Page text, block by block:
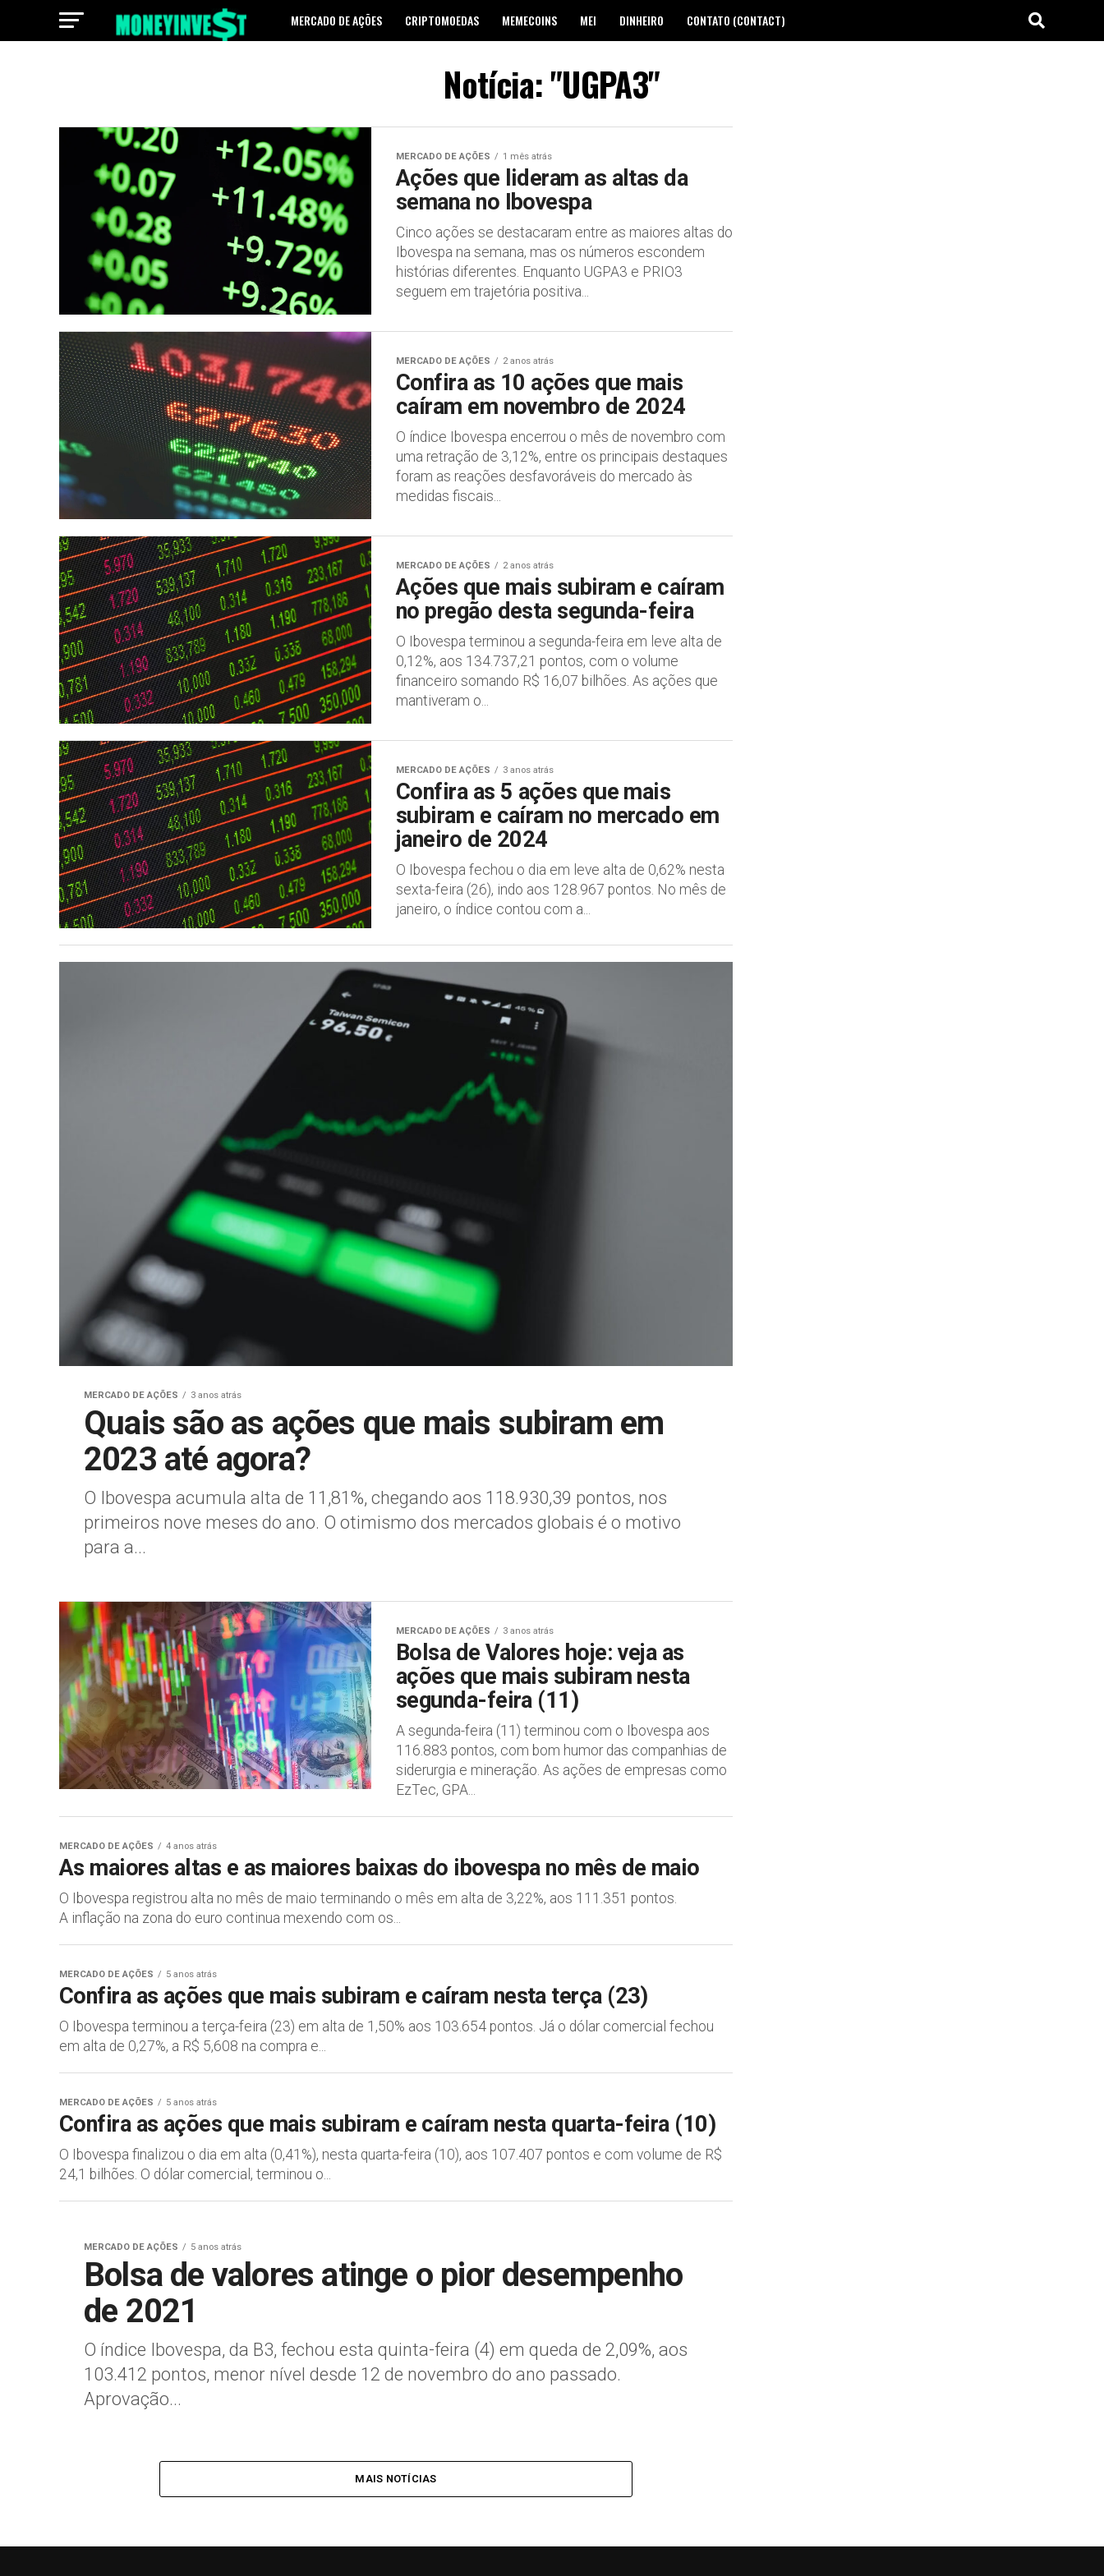
MERCADO DE AÇÕES CRIPTOMOEDAS MEMECOINS MEI DINHEIRO CONTATO (CONTACT)
Notícia: "UGPA3"
MERCADO DE AÇÕES 1 mês atrás
Ações que lideram as altas da
semana no Ibovespa
Cinco ações se destacaram entre as maiores altas do
Ibovespa na semana, mas os números escondem
histórias diferentes. Enquanto UGPA3 e PRIO3
seguem em trajetória positiva...
MERCADO DE AÇÕES 2 anos atrás
Confira as 10 ações que mais
caíram em novembro de 2024
O índice Ibovespa encerrou o mês de novembro com
uma retração de 3,12%, entre os principais destaques
foram as reações desfavoráveis do mercado às
medidas fiscais...
MERCADO DE AÇÕES 2 anos atrás
Ações que mais subiram e caíram
no pregão desta segunda-feira
O Ibovespa terminou a segunda-feira em leve alta de
0,12%, aos 134.737,21 pontos, com o volume
financeiro somando R$ 16,07 bilhões. As ações que
mantiveram o...
MERCADO DE AÇÕES 3 anos atrás
Confira as 5 ações que mais
subiram e caíram no mercado em
janeiro de 2024
O Ibovespa fechou o dia em leve alta de 0,62% nesta
sexta-feira (26), indo aos 128.967 pontos. No mês de
janeiro, o índice contou com a...
MERCADO DE AÇÕES 3 anos atrás
Quais são as ações que mais subiram em
2023 até agora?
O Ibovespa acumula alta de 11,81%, chegando aos 118.930,39 pontos, nos
primeiros nove meses do ano. O otimismo dos mercados globais é o motivo
para a...
MERCADO DE AÇÕES 3 anos atrás
Bolsa de Valores hoje: veja as
ações que mais subiram nesta
segunda-feira (11)
A segunda-feira (11) terminou com o Ibovespa aos
116.883 pontos, com bom humor das companhias de
siderurgia e mineração. As ações de empresas como
EzTec, GPA...
MERCADO DE AÇÕES 4 anos atrás
As maiores altas e as maiores baixas do ibovespa no mês de maio
O Ibovespa registrou alta no mês de maio terminando o mês em alta de 3,22%, aos 111.351 pontos.
A inflação na zona do euro continua mexendo com os...
MERCADO DE AÇÕES 5 anos atrás
Confira as ações que mais subiram e caíram nesta terça (23)
O Ibovespa terminou a terça-feira (23) em alta de 1,50% aos 103.654 pontos. Já o dólar comercial fechou
em alta de 0,27%, a R$ 5,608 na compra e...
MERCADO DE AÇÕES 5 anos atrás
Confira as ações que mais subiram e caíram nesta quarta-feira (10)
O Ibovespa finalizou o dia em alta (0,41%), nesta quarta-feira (10), aos 107.407 pontos e com volume de R$
24,1 bilhões. O dólar comercial, terminou o...
MERCADO DE AÇÕES 5 anos atrás
Bolsa de valores atinge o pior desempenho
de 2021
O índice Ibovespa, da B3, fechou esta quinta-feira (4) em queda de 2,09%, aos
103.412 pontos, menor nível desde 12 de novembro do ano passado.
Aprovação...
MAIS NOTÍCIAS